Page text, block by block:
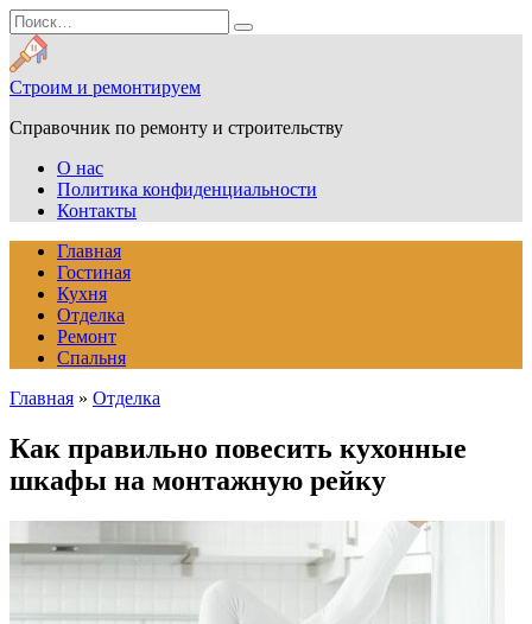
Перейти
к
содержанию
Search
for:
Строим и ремонтируем
Справочник по ремонту и строительству
О нас
Политика конфиденциальности
Контакты
Главная
Гостиная
Кухня
Отделка
Ремонт
Спальня
Главная » Отделка
Как правильно повесить кухонные
шкафы на монтажную рейку